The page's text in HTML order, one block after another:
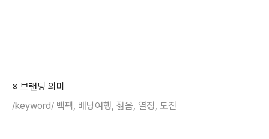
※ 브랜딩 의미
/keyword/ 백팩, 배낭여행, 젊음, 열정, 도전